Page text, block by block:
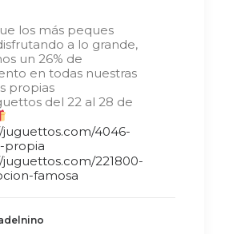
los más peques
a lo grande,
un 26% de
en todas nuestras
propias
del 22 al 28 de
juguettos.com/4046-
propia
221800-
famosa